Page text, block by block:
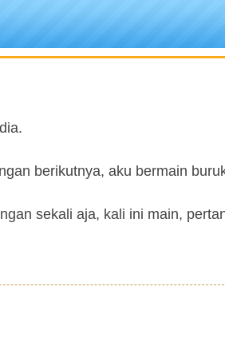
berikutnya, aku bermain
sekali aja, kali ini main,